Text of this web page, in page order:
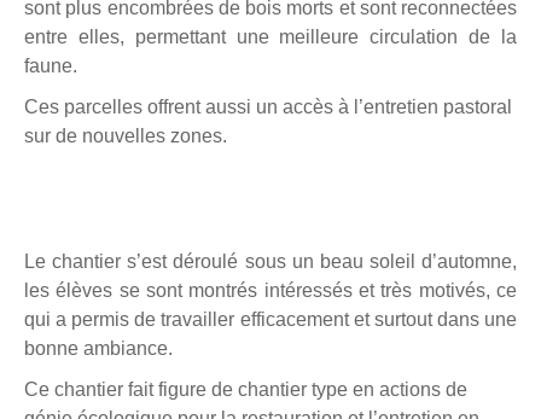
sont plus encombrées de bois morts et sont reconnectées
entre elles, permettant une meilleure circulation de la
faune.
Ces parcelles offrent aussi un accès à l’entretien pastoral
sur de nouvelles zones.
Le chantier s’est déroulé sous un beau soleil d’automne,
les élèves se sont montrés intéressés et très motivés, ce
qui a permis de travailler efficacement et surtout dans une
bonne ambiance.
Ce chantier fait figure de chantier type en actions de